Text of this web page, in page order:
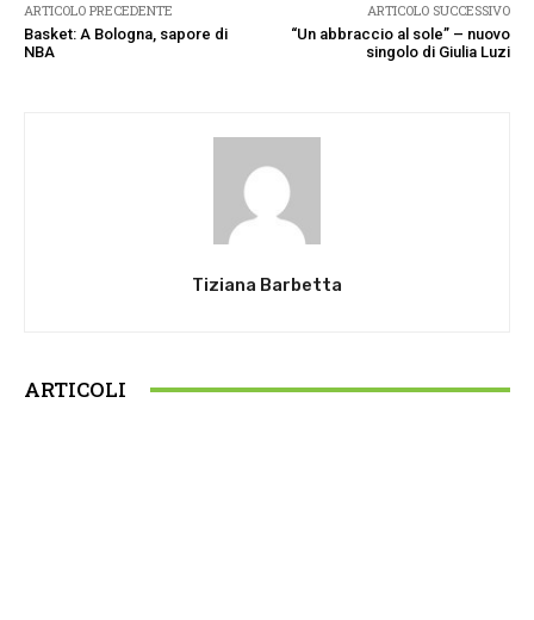
ARTICOLO PRECEDENTE
Basket: A Bologna, sapore di
NBA
ARTICOLO SUCCESSIVO
“Un abbraccio al sole” – nuovo
singolo di Giulia Luzi
Tiziana Barbetta
ARTICOLI